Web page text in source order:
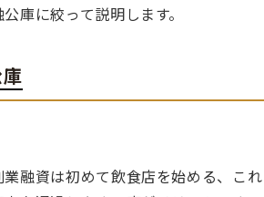
庫に絞って説明します。
融資は初めて飲食店を始める、こ